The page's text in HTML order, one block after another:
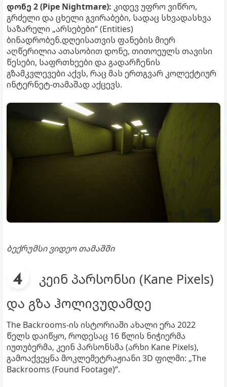
დონე 2 (Pipe Nightmare): კიდევ უფრო ვიწრო,
გრძელი და ცხელი გვირაბები, სადაც სხვადასხვა
საზარელი „არსებები“ (Entities)
ბინადრობენ.დღეისათვის ფანების მიერ
აღწერილია ათასობით დონე, თითოეულს თავისი
წესები, საფრთხეები და გადარჩენის
გზამკვლევები აქვს, რაც მას ერთგვარ კოლექტიურ
ინტერნეტ-თამაშად აქცევს.
ბექრუმსი ვიდეო თამაშში
კეინ პარსონსი (Kane Pixels)
და გზა ჰოლივუდამდე
The Backrooms-ის ისტორიაში ახალი ერა 2022
წელს დაიწყო, როდესაც 16 წლის ნიჭიერმა
იუთუბერმა, კეინ პარსონსმა (არხი Kane Pixels),
გამოაქვეყნა მოკლემეტრაჟიანი 3D ფილმი: „The
Backrooms (Found Footage)“.